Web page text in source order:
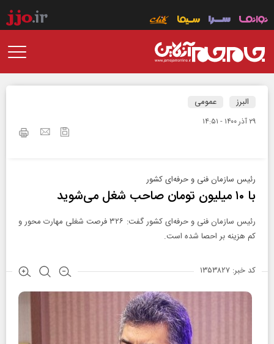
البرز عمومی
۲۹ آذر ۱۴۰۰ - ۱۴:۵۱
رئیس سازمان فنی و حرفه‌ای کشور
با ۱۰ میلیون تومان صاحب شغل می‌شوید
رئیس سازمان فنی و حرفه‌ای کشور گفت: ۳۲۶ فرصت شغلی مهارت محور و
کم هزینه بر احصا شده است.
کد خبر: ۱۳۵۳۸۲۷